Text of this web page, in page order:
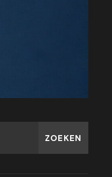
ZOEKEN